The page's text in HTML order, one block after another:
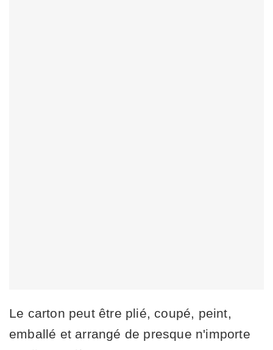
Le carton peut être plié, coupé, peint,
emballé et arrangé de presque n'importe